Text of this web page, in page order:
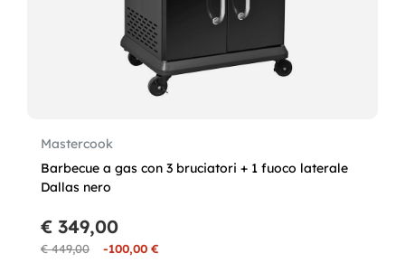
Mastercook
Barbecue a gas con 3 bruciatori + 1 fuoco laterale
Dallas nero
€ 449,00 -100,00 €
€ 349,00